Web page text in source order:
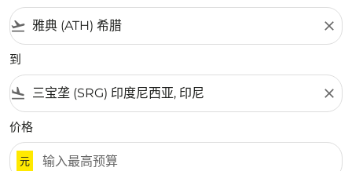
flight_takeoff close
到
flight_land close
价格
元